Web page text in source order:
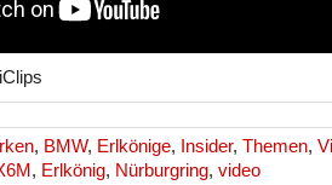
, BMW, Erlkönige, Insider, Themen,
, Erlkönig, Nürburgring, video